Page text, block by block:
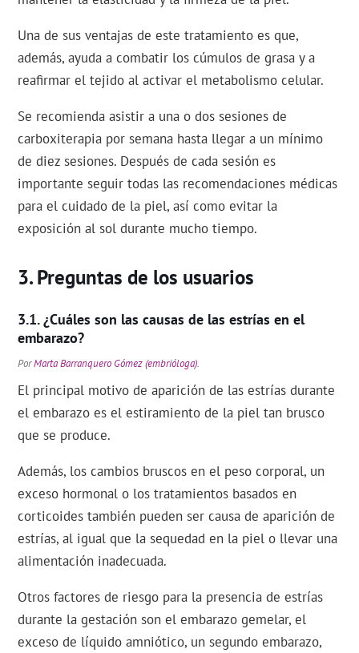
Una de sus ventajas de este tratamiento es que,
además, ayuda a combatir los cúmulos de grasa y a
reafirmar el tejido al activar el metabolismo celular.
Se recomienda asistir a una o dos sesiones de
carboxiterapia por semana hasta llegar a un mínimo
de diez sesiones. Después de cada sesión es
importante seguir todas las recomendaciones médicas
para el cuidado de la piel, así como evitar la
exposición al sol durante mucho tiempo.
Preguntas de los usuarios
¿Cuáles son las causas de las estrías en el
embarazo?
PorMarta Barranquero Gómez (embrióloga).
El principal motivo de aparición de las estrías durante
el embarazo es el estiramiento de la piel tan brusco
que se produce.
Además, los cambios bruscos en el peso corporal, un
exceso hormonal o los tratamientos basados en
corticoides también pueden ser causa de aparición de
estrías, al igual que la sequedad en la piel o llevar una
alimentación inadecuada.
Otros factores de riesgo para la presencia de estrías
durante la gestación son el embarazo gemelar, el
exceso de líquido amniótico, un segundo embarazo,